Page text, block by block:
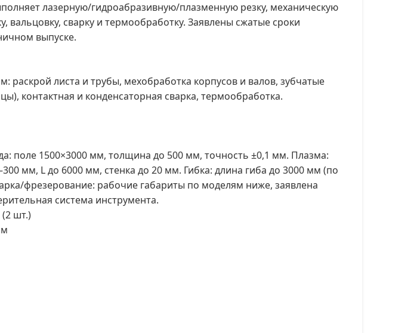
лазерную/гидроабразивную/плазменную резку, механическую
сварку и термообработку. Заявлены сжатые сроки
выпуске.
раскрой листа и трубы, мехобработка корпусов и валов, зубчатые
контактная и конденсаторная сварка, термообработка.
поле 1500×3000 мм, толщина до 500 мм, точность ±0,1 мм. Плазма:
мм, L до 6000 мм, стенка до 20 мм. Гибка: длина гиба до 3000 мм (по
фрезерование: рабочие габариты по моделям ниже, заявлена
система инструмента.
шт.)